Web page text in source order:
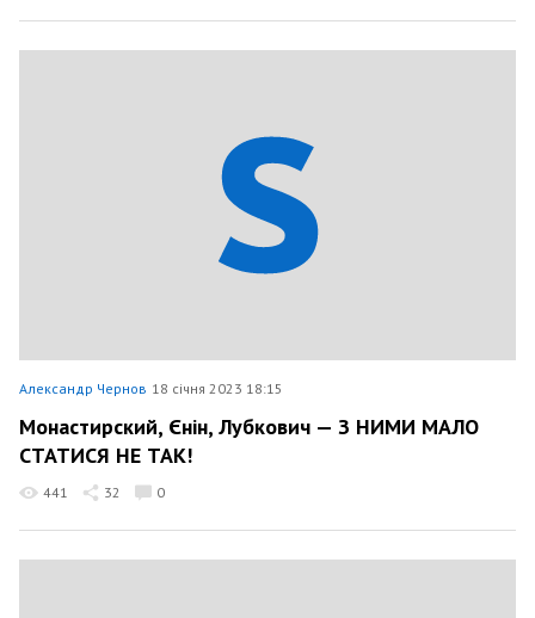
Александр Чернов 18 січня 2023 18:15
Монастирский, Єнін, Лубкович — З НИМИ МАЛО
СТАТИСЯ НЕ ТАК!
441 32 0